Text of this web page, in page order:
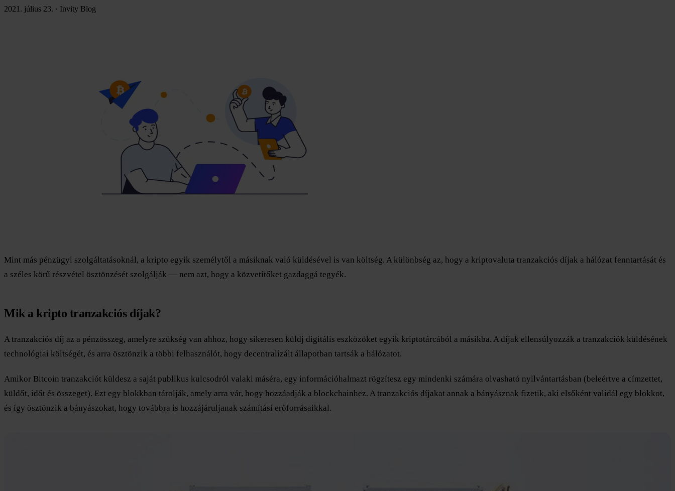
2021. július 23. · Invity Blog
Mint más pénzügyi szolgáltatásoknál, a kripto egyik személytől a másiknak való küldésével is van költség. A különbség az, hogy a kriptovaluta tranzakciós díjak a hálózat fenntartását és
a széles körű részvétel ösztönzését szolgálják — nem azt, hogy a közvetítőket gazdaggá tegyék.
Mik a kripto tranzakciós díjak?
A tranzakciós díj az a pénzösszeg, amelyre szükség van ahhoz, hogy sikeresen küldj digitális eszközöket egyik kriptotárcából a másikba. A díjak ellensúlyozzák a tranzakciók küldésének
technológiai költségét, és arra ösztönzik a többi felhasználót, hogy decentralizált állapotban tartsák a hálózatot.
Amikor Bitcoin tranzakciót küldesz a saját publikus kulcsodról valaki máséra, egy információhalmazt rögzítesz egy mindenki számára olvasható nyilvántartásban (beleértve a címzettet,
küldőt, időt és összeget). Ezt egy blokkban tárolják, amely arra vár, hogy hozzáadják a blockchainhez. A tranzakciós díjakat annak a bányásznak fizetik, aki elsőként validál egy blokkot,
és így ösztönzik a bányászokat, hogy továbbra is hozzájáruljanak számítási erőforrásaikkal.